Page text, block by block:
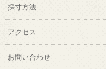
採寸方法
アクセス
お問い合わせ